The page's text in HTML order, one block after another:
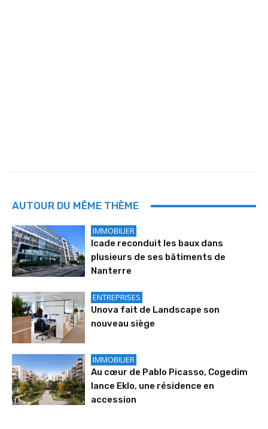
AUTOUR DU MÊME THÈME
IMMOBILIER
Icade reconduit les baux dans
plusieurs de ses bâtiments de
Nanterre
ENTREPRISES
Unova fait de Landscape son
nouveau siège
IMMOBILIER
Au cœur de Pablo Picasso, Cogedim
lance Eklo, une résidence en
accession